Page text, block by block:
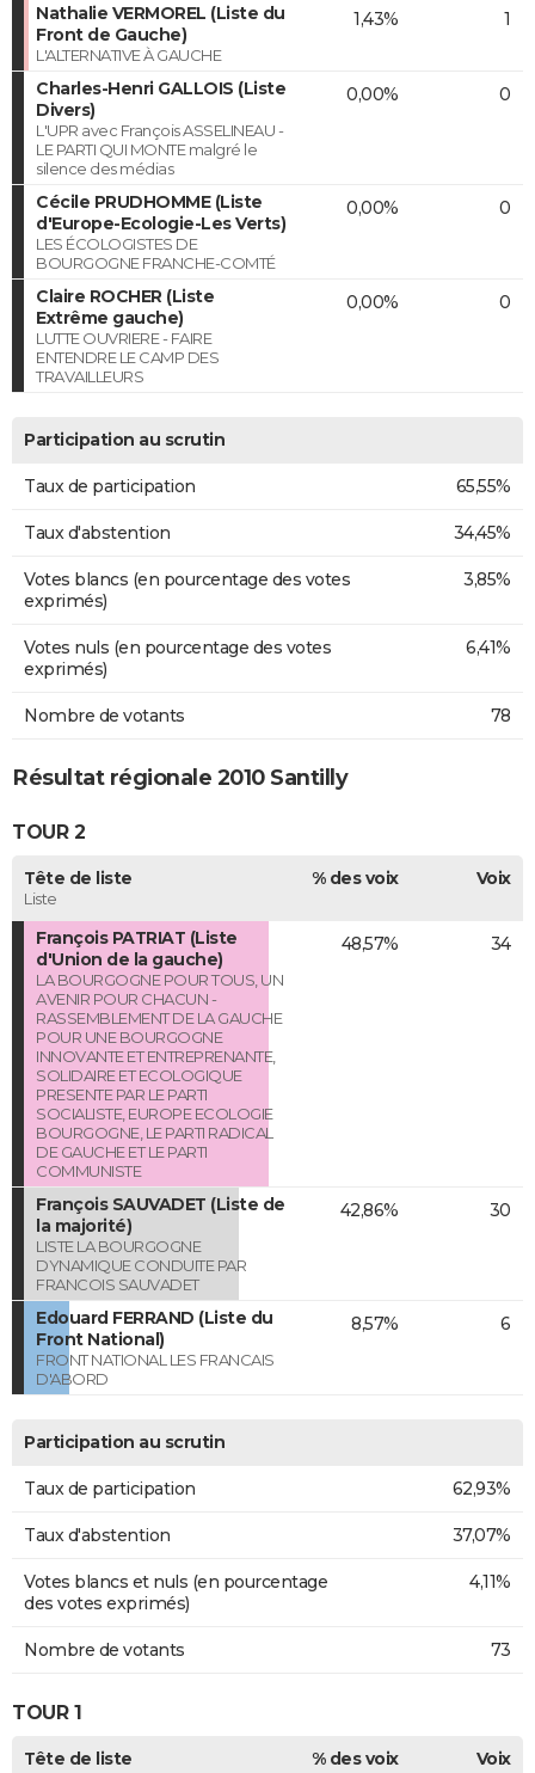
Nathalie VERMOREL (Liste du
Front de Gauche)
L'ALTERNATIVE À GAUCHE
1,43% 1
Charles-Henri GALLOIS (Liste
Divers)
L'UPR avec François ASSELINEAU -
LE PARTI QUI MONTE malgré le
silence des médias
0,00% 0
Cécile PRUDHOMME (Liste
d'Europe-Ecologie-Les Verts)
LES ÉCOLOGISTES DE
BOURGOGNE FRANCHE-COMTÉ
0,00% 0
Claire ROCHER (Liste
Extrême gauche)
LUTTE OUVRIERE - FAIRE
ENTENDRE LE CAMP DES
TRAVAILLEURS
0,00% 0
Participation au scrutin
Taux de participation 65,55%
Taux d'abstention 34,45%
Votes blancs (en pourcentage des votes
exprimés)
3,85%
Votes nuls (en pourcentage des votes
exprimés)
6,41%
Nombre de votants 78
Résultat régionale 2010 Santilly
TOUR 2
Tête de liste
Liste
% des voix Voix
François PATRIAT (Liste
d'Union de la gauche)
LA BOURGOGNE POUR TOUS, UN
AVENIR POUR CHACUN -
RASSEMBLEMENT DE LA GAUCHE
POUR UNE BOURGOGNE
INNOVANTE ET ENTREPRENANTE,
SOLIDAIRE ET ECOLOGIQUE
PRESENTE PAR LE PARTI
SOCIALISTE, EUROPE ECOLOGIE
BOURGOGNE, LE PARTI RADICAL
DE GAUCHE ET LE PARTI
COMMUNISTE
48,57% 34
François SAUVADET (Liste de
la majorité)
LISTE LA BOURGOGNE
DYNAMIQUE CONDUITE PAR
FRANCOIS SAUVADET
42,86% 30
Edouard FERRAND (Liste du
Front National)
FRONT NATIONAL LES FRANCAIS
D'ABORD
8,57% 6
Participation au scrutin
Taux de participation 62,93%
Taux d'abstention 37,07%
Votes blancs et nuls (en pourcentage
des votes exprimés)
4,11%
Nombre de votants 73
TOUR 1
Tête de liste % des voix Voix